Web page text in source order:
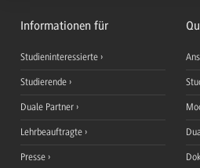
Informationen für
Studieninteressierte
Studierende
Duale Partner
Lehrbeauftragte
Presse